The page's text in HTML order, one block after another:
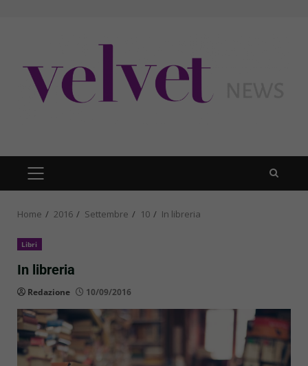
PRIMARY
MENU
Home 2016 Settembre 10 In libreria
Libri
In libreria
Redazione 10/09/2016